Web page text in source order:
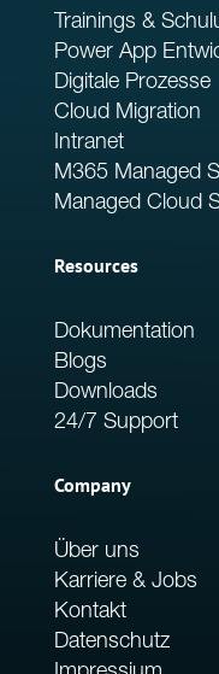
Trainings &
Power App
Digitale Prozesse
Cloud Migration
Intranet
M365 Managed
Managed Cloud
Resources
Dokumentation
Blogs
Downloads
24/7 Support
Company
Über uns
Karriere & Jobs
Kontakt
Datenschutz